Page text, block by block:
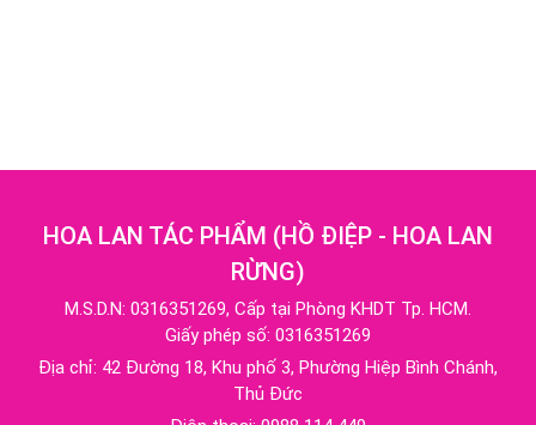
HOA LAN TÁC PHẨM (HỒ ĐIỆP - HOA LAN
RỪNG)
M.S.D.N: 0316351269, Cấp tại Phòng KHDT Tp. HCM.
Giấy phép số: 0316351269
Địa chỉ: 42 Đường 18, Khu phố 3, Phường Hiệp Bình Chánh,
Thủ Đức